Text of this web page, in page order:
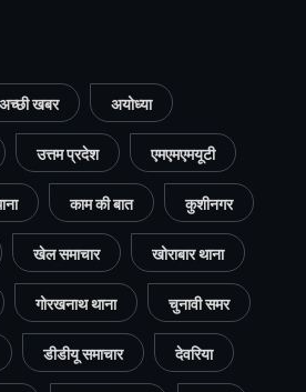
अच्छी खबर अयोध्या
उत्तम प्रदेश एमएमएमयूटी
काम की बात कुशीनगर
खेल समाचार खोराबार थाना
गोरखनाथ थाना चुनावी समर
डीडीयू समाचार देवरिया